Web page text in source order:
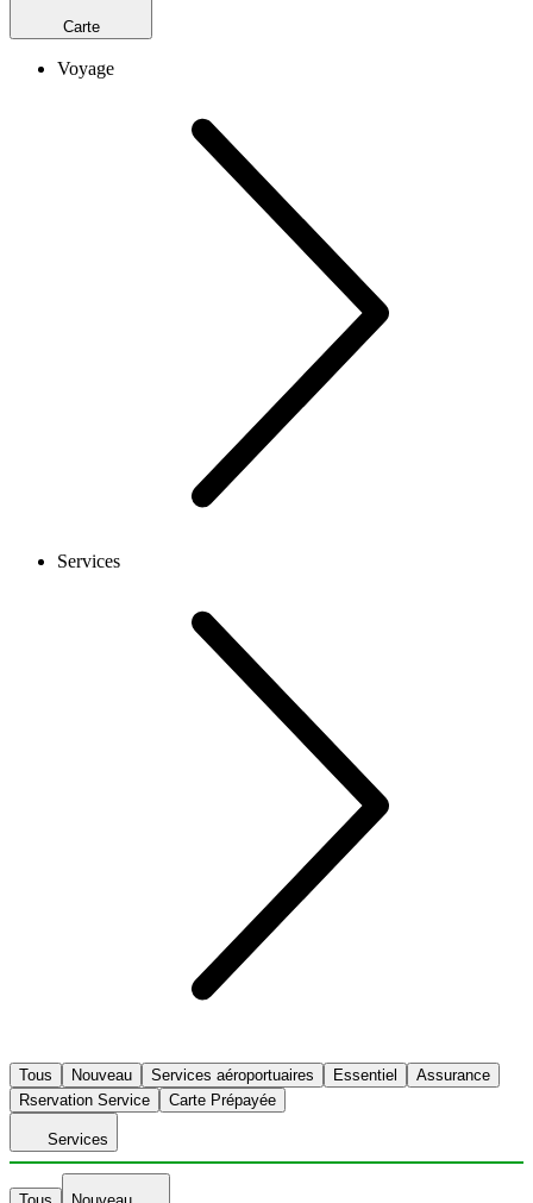
Carte
Voyage
Services
Tous Nouveau Services aéroportuaires Essentiel
Assurance
Rservation Service
Carte Prépayée
Services